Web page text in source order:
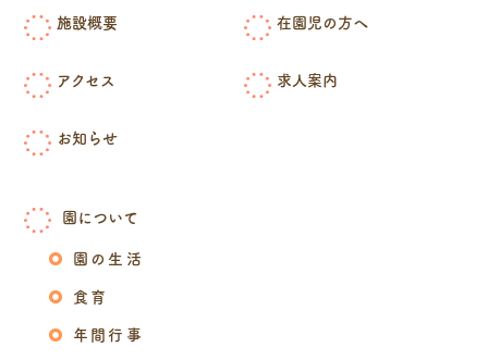
施設概要 在園児の方へ
アクセス 求人案内
お知らせ
園について
園の生活
食育
年間行事